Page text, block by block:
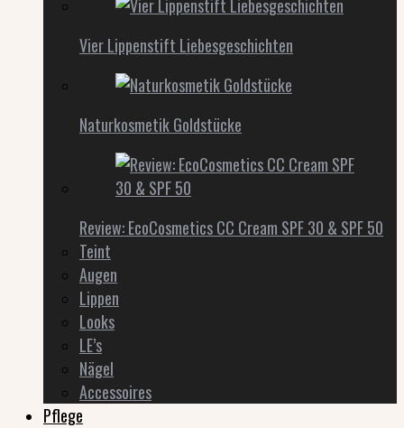
Vier Lippenstift Liebesgeschichten
Naturkosmetik Goldstücke
Review: EcoCosmetics CC Cream SPF 30 & SPF 50
Teint
Augen
Lippen
Looks
LE’s
Nägel
Accessoires
Pflege